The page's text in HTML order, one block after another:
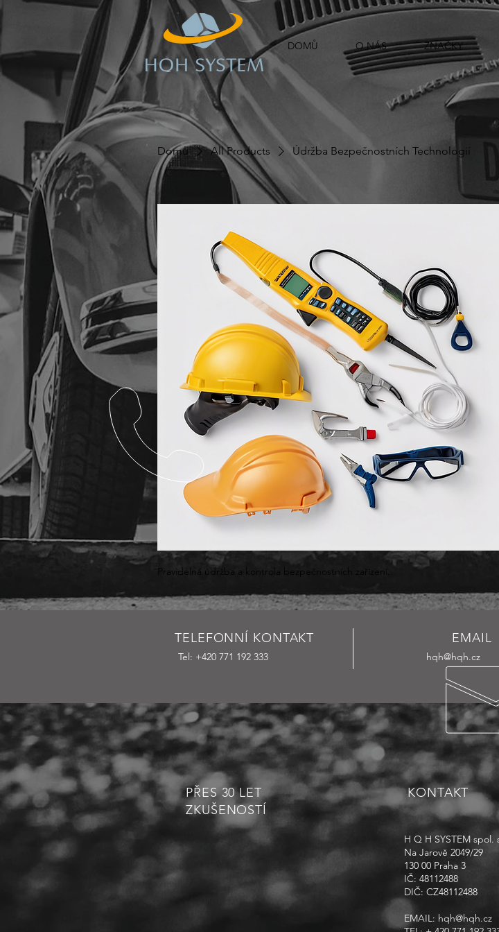
DOMŮ O NÁS ZNAČKY
Domů All Products Údržba Bezpečnostních Technologií
Pravidelná údržba a kontrola bezpečnostních zařízení.
TELEFONNÍ KONTAKT
Tel: +420 771 192 333
EMAIL
hqh@hqh.cz
PŘES 30 LET
ZKUŠENOSTÍ
KONTAKT
H Q H SYSTEM spol.
Na Jarově 2049/29
130 00 Praha 3
IČ: 48112488
DIČ: CZ48112488
EMAIL: hqh@hqh.cz